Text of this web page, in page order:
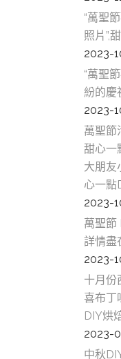
“萬聖
照片”,
2023-
“萬聖
紛的慶
2023-
萬聖節
甜心一
大朋友
心一點
2023-
萬聖節
詳情盡
2023-
十月份
喜布丁
DIY烘
2023-
中秋